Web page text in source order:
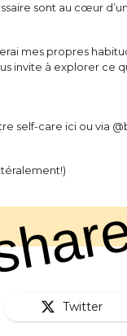
sont au cœur
mes propres
invite à explorer ce
self-care ici ou via
Twitter